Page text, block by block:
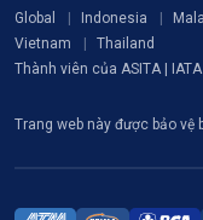
Global
Indonesia
Vietnam
Thailand
Thành viên của ASITA | IATA
Trang web này được bảo vệ